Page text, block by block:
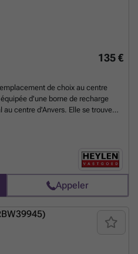
135 €
de choix au centre
d'une borne de recharge
centre d'Anvers. Elle se trouve
Appeler